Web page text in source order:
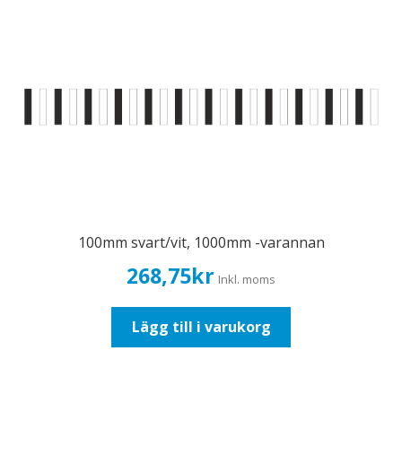
100mm svart/vit, 1000mm -varannan
268,75kr Inkl. moms
Lägg till i varukorg